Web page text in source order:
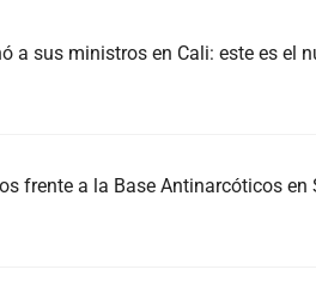
a sus ministros en Cali: este es el
frente a la Base Antinarcóticos en